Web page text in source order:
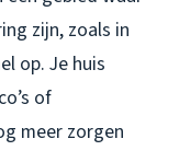
zijn, zoals in
op. Je huis
of
meer zorgen